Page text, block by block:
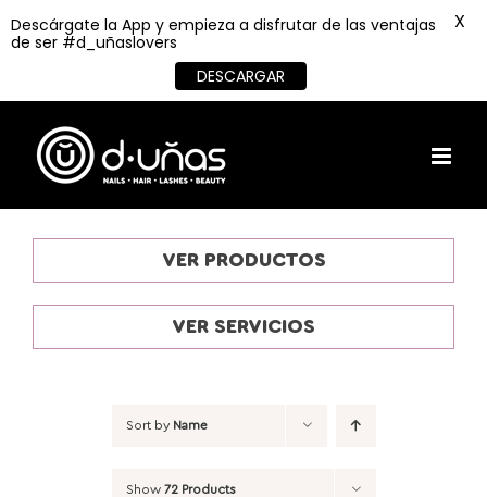
content
VER PRODUCTOS
VER SERVICIOS
Sort by Name
Show 72 Products
Descárgate la App y empieza a disfrutar de las ventajas
de ser #d_uñaslovers
DESCARGAR
X